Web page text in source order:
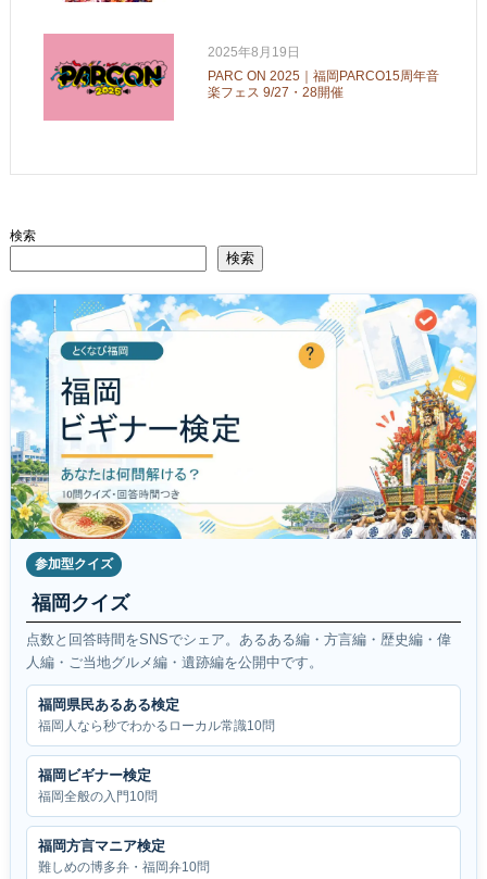
2025年8月19日
PARC ON 2025｜福岡PARCO15周年音
楽フェス 9/27・28開催
検索
検索
参加型クイズ
福岡クイズ
点数と回答時間をSNSでシェア。あるある編・方言編・歴史編・偉
人編・ご当地グルメ編・遺跡編を公開中です。
福岡県民あるある検定
福岡人なら秒でわかるローカル常識10問
福岡ビギナー検定
福岡全般の入門10問
福岡方言マニア検定
難しめの博多弁・福岡弁10問